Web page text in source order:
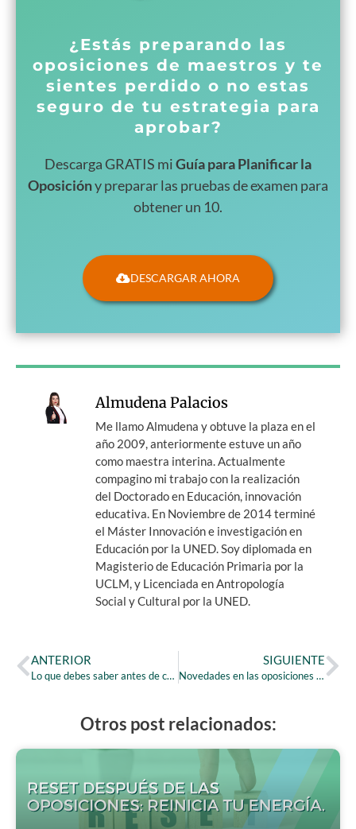
¿Estás preparando las
oposiciones de maestros y te
sientes perdido o no estas
seguro de tu estrategia para
aprobar?
Descarga GRATIS miGuía para Planificar la
Oposicióny preparar las pruebas de examen para
obtener un 10.
DESCARGAR AHORA
Almudena Palacios
Me llamo Almudena y obtuve la plaza en el
año 2009, anteriormente estuve un año
como maestra interina. Actualmente
compagino mi trabajo con la realización
del Doctorado en Educación, innovación
educativa. En Noviembre de 2014 terminé
el Máster Innovación e investigación en
Educación por la UNED. Soy diplomada en
Magisterio de Educación Primaria por la
UCLM, y Licenciada en Antropología
Social y Cultural por la UNED.
ANTERIOR
Lo que debes saber antes de comenzar tu preparación
SIGUIENTE
Novedades en las oposiciones de primaria: Descubre a qué oposición presentarte.
Otros post relacionados: